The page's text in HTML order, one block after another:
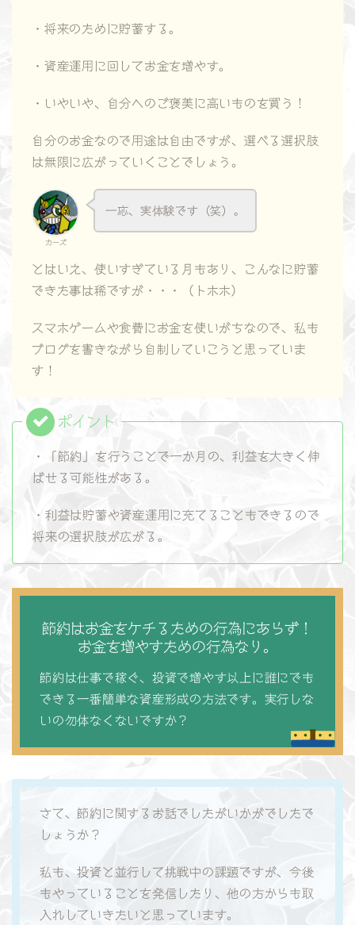
・将来のために貯蓄する。
・資産運用に回してお金を増やす。
・いやいや、自分へのご褒美に高いものを買う！
自分のお金なので用途は自由ですが、選べる選択肢
は無限に広がっていくことでしょう。
カーズ
一応、実体験です（笑）。
とはいえ、使いすぎている月もあり、こんなに貯蓄
できた事は稀ですが・・・（トホホ）
スマホゲームや食費にお金を使いがちなので、私も
ブログを書きながら自制していこうと思っていま
す！
・「節約」を行うことで一か月の、利益を大きく伸
ばせる可能性がある。
・利益は貯蓄や資産運用に充てることもできるので
将来の選択肢が広がる。
節約はお金をケチるための行為にあらず！
お金を増やすための行為なり。
節約は仕事で稼ぐ、投資で増やす以上に誰にでも
できる一番簡単な資産形成の方法です。実行しな
いの勿体なくないですか？
さて、節約に関するお話でしたがいかがでしたで
しょうか？
私も、投資と並行して挑戦中の課題ですが、今後
もやっていることを発信したり、他の方からも取
入れしていきたいと思っています。